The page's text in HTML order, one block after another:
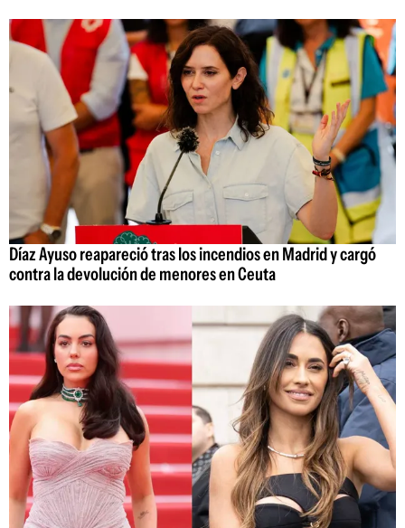
Díaz Ayuso reapareció tras los incendios en Madrid y cargó
contra la devolución de menores en Ceuta